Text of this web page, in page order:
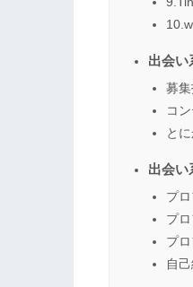
出会い
募
コ
と
出会い
プ
プ
プ
自